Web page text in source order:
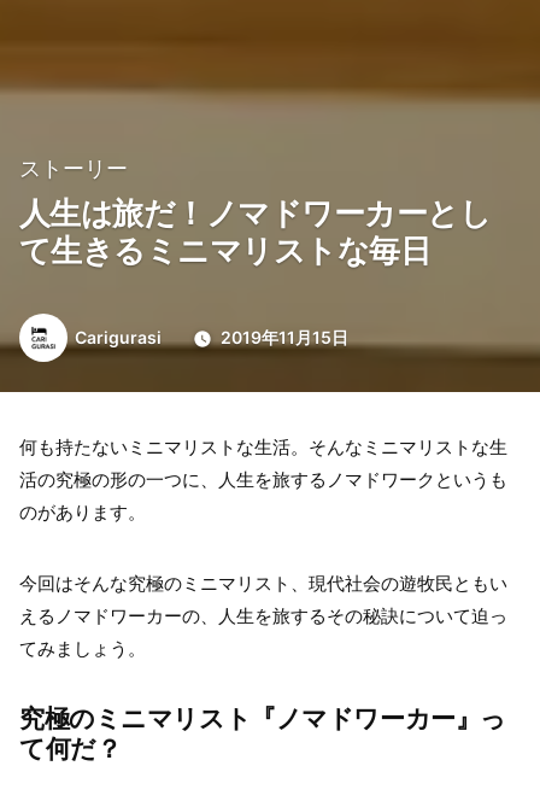
ストーリー
人生は旅だ！ノマドワーカーとし
て生きるミニマリストな毎日
稿
Carigurasi 2019年11月15日
何も持たないミニマリストな生活。そんなミニマリストな生
活の究極の形の一つに、人生を旅するノマドワークというも
のがあります。
今回はそんな究極のミニマリスト、現代社会の遊牧民ともい
えるノマドワーカーの、人生を旅するその秘訣について迫っ
てみましょう。
究極のミニマリスト『ノマドワーカー』っ
て何だ？